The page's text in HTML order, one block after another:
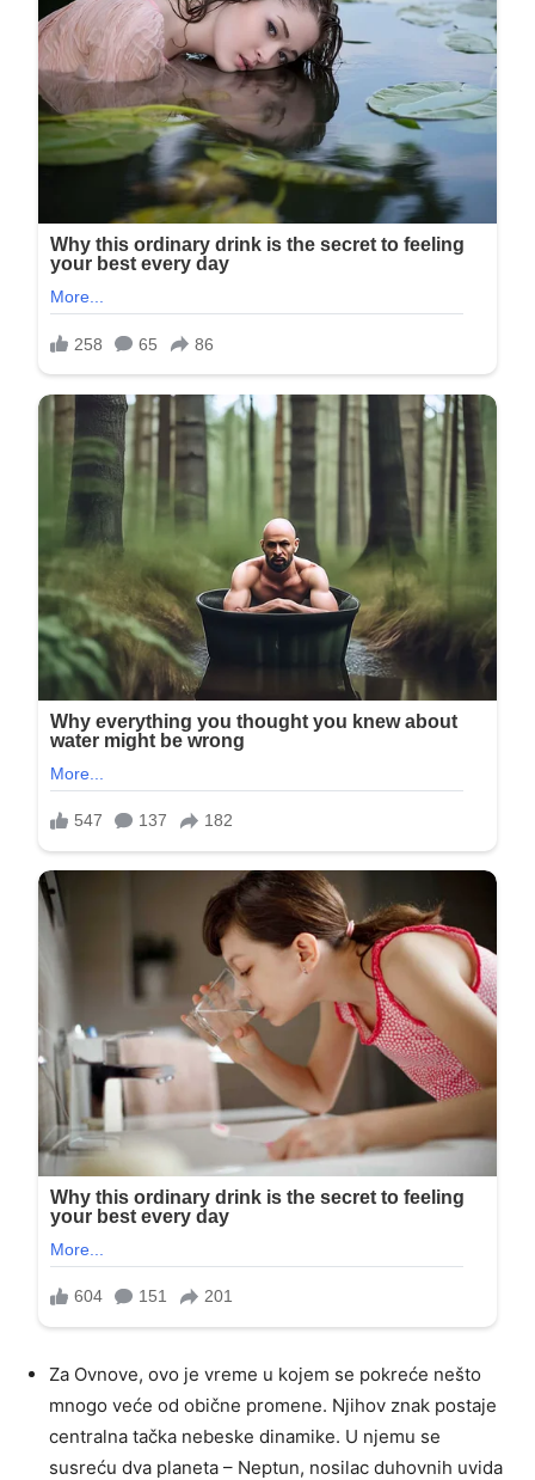
Za Ovnove, ovo je vreme u kojem se pokreće nešto
mnogo veće od obične promene. Njihov znak postaje
centralna tačka nebeske dinamike. U njemu se
susreću dva planeta – Neptun, nosilac duhovnih uvida